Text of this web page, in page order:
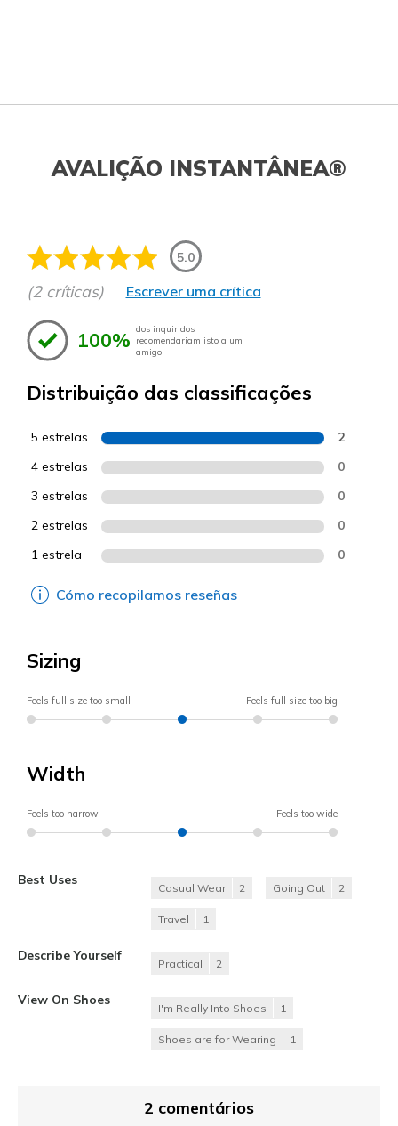
AVALIÇÃO INSTANTÂNEA®
5.0
(2 críticas) Escrever uma crítica
100% dos inquiridos
recomendariam isto a um
amigo.
Distribuição das classificações
5 estrelas 2
4 estrelas 0
3 estrelas 0
2 estrelas 0
1 estrela 0
Cómo recopilamos reseñas
Sizing
Feels full size too small Feels full size too big
Width
Feels too narrow Feels too wide
Best Uses
Casual Wear 2 Going Out 2
Travel 1
Describe Yourself
Practical 2
View On Shoes
I'm Really Into Shoes 1
Shoes are for Wearing 1
2 comentários